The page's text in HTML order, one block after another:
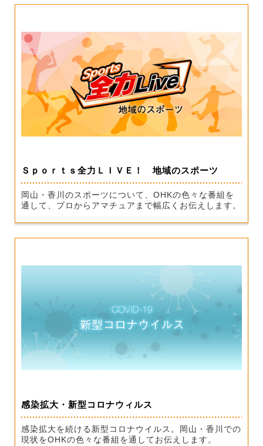
Ｓｐｏｒｔｓ全力ＬＩＶＥ！ 地域のスポーツ
岡山・香川のスポーツについて、OHKの色々な番組を
通して、プロからアマチュアまで幅広くお伝えします。
感染拡大・新型コロナウィルス
感染拡大を続ける新型コロナウイルス。岡山・香川での
現状をOHKの色々な番組を通してお伝えします。